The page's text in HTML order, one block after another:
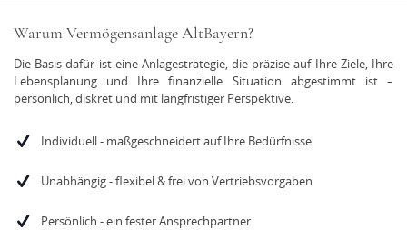
Warum Vermögensanlage AltBayern?
Die Basis dafür ist eine Anlagestrategie, die präzise auf Ihre Ziele, Ihre
Lebensplanung und Ihre finanzielle Situation abgestimmt ist –
persönlich, diskret und mit langfristiger Perspektive.
Individuell - maßgeschneidert auf Ihre Bedürfnisse
Unabhängig - flexibel & frei von Vertriebsvorgaben
Persönlich - ein fester Ansprechpartner